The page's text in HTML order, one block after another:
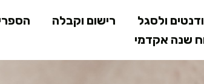
לתוכן
המרכזי
ולסגל רישום וקבלה
שנה אקדמי